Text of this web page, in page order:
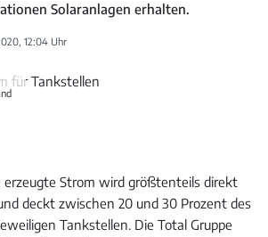
Solaranlagen erhalten.
12:04 Uhr
erzeugte Strom wird größtenteils direkt
deckt zwischen 20 und 30 Prozent des
Tankstellen. Die Total Gruppe